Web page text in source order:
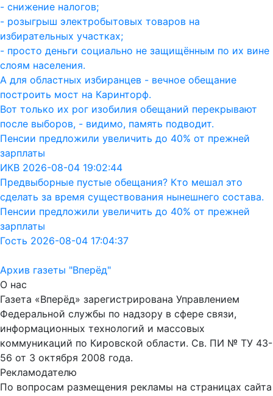
- снижение налогов;
- розыгрыш электробытовых товаров на
избирательных участках;
- просто деньги социально не защищённым по их вине
слоям населения.
А для областных избиранцев - вечное обещание
построить мост на Каринторф.
Вот только их рог изобилия обещаний перекрывают
после выборов, - видимо, память подводит.
Пенсии предложили увеличить до 40% от прежней
зарплаты
ИКВ 2026-08-04 19:02:44
Предвыборные пустые обещания? Кто мешал это
сделать за время существования нынешнего состава.
Пенсии предложили увеличить до 40% от прежней
зарплаты
Гость 2026-08-04 17:04:37
Архив газеты "Вперёд"
О нас
Газета «Вперёд» зарегистрирована Управлением
Федеральной службы по надзору в сфере связи,
информационных технологий и массовых
коммуникаций по Кировской области. Св. ПИ № ТУ 43-
56 от 3 октября 2008 года.
Рекламодателю
По вопросам размещения рекламы на страницах сайта